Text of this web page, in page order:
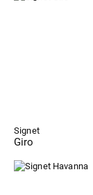
Signet
Giro